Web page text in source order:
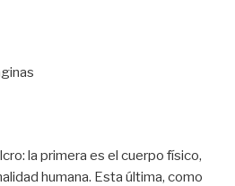
la primera es el cuerpo físico,
humana. Esta última, como